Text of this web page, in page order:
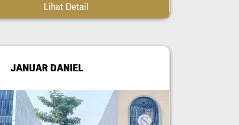
Lihat Detail
JANUAR DANIEL